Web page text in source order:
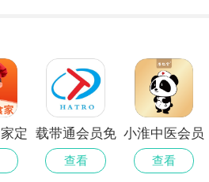
定
载带通会员免
登录
查看
小淮中医会员
免登录
查看